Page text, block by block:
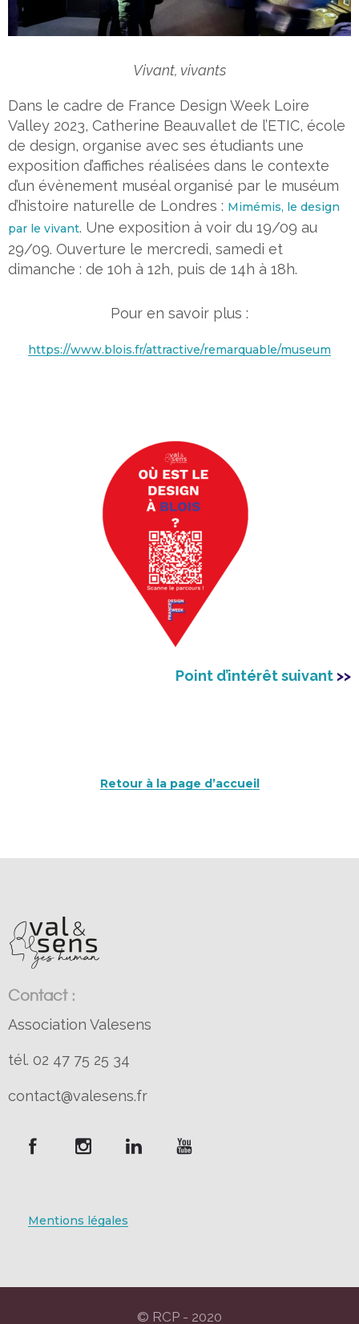
Vivant, vivants
Dans le cadre de France Design Week Loire
Valley 2023, Catherine Beauvallet de l’ETIC, école
de design, organise avec ses étudiants une
exposition d’affiches réalisées dans le contexte
d’un évènement muséal organisé par le muséum
d’histoire naturelle de Londres : Mimémis, le design
par le vivant. Une exposition à voir du 19/09 au
29/09. Ouverture le mercredi, samedi et
dimanche : de 10h à 12h, puis de 14h à 18h.
Pour en savoir plus :
https://www.blois.fr/attractive/remarquable/museum
Point d’intérêt suivant >>
Retour à la page d’accueil
Contact :
Association Valesens
tél. 02 47 75 25 34
contact@valesens.fr
Mentions légales
© RCP - 2020